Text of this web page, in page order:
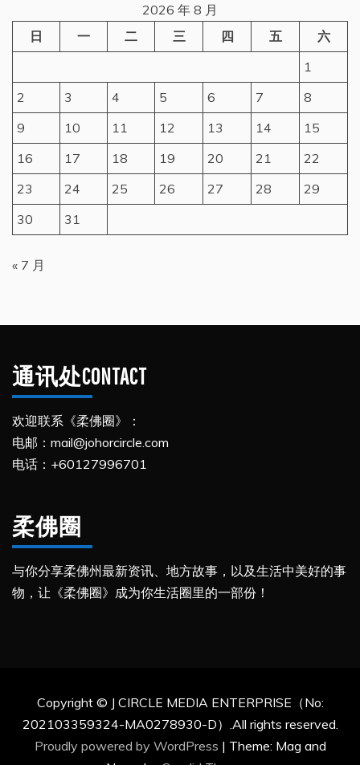
2026 年 8 月
日
一 二 三 四 五
六
1
2
3 4 5 6 7
8
9
10 11 12 13 14
15
16
17 18 19 20 21
22
23
24 25 26 27 28
29
30
31
« 7 月
通讯处CONTACT
欢迎联系《柔佛圈》：
电邮：mail@johorcircle.com
电话：+60127996701
柔佛圈
与你分享柔佛州最新资讯、地方故事，以及生活中美好的事
物，让《柔佛圈》成为你生活圈里的一部份！
Copyright © J CIRCLE MEDIA ENTERPRISE（No:
202103359324-MA0278930-D）.All rights reserved.
Proudly powered by WordPress | Theme: Mag and